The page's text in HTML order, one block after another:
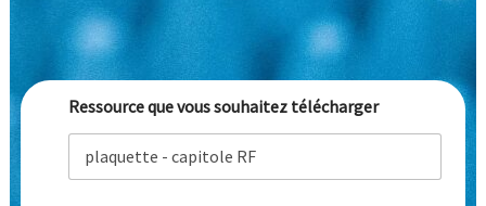
Ressource que vous souhaitez télécharger